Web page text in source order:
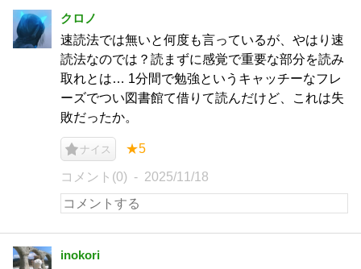
クロノ
速読法では無いと何度も言っているが、やはり速
読法なのでは？読まずに感覚で重要な部分を読み
取れとは… 1分間で勉強というキャッチーなフレ
ーズでつい図書館て借りて読んだけど、これは失
敗だったか。
ナイス ★5
コメント(0) 2025/11/18
inokori